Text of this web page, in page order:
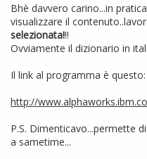
Bhè davvero carino...in
visualizzare il
selezionata!!!
Ovviamente il dizionario in
Il link al programma è questo:
http://
P.S. Dimenticavo...permette
a sametime...